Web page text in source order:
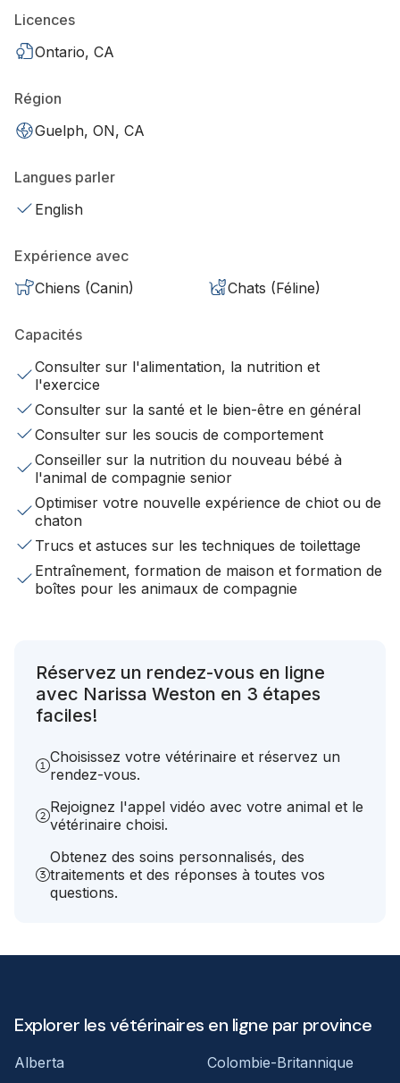
Licences
Ontario, CA
Région
Guelph, ON, CA
Langues parler
English
Expérience avec
Chiens (Canin)
Chats (Féline)
Capacités
Consulter sur l'alimentation, la nutrition et
l'exercice
Consulter sur la santé et le bien-être en général
Consulter sur les soucis de comportement
Conseiller sur la nutrition du nouveau bébé à
l'animal de compagnie senior
Optimiser votre nouvelle expérience de chiot ou de
chaton
Trucs et astuces sur les techniques de toilettage
Entraînement, formation de maison et formation de
boîtes pour les animaux de compagnie
Réservez un rendez-vous en ligne
avec Narissa Weston en 3 étapes
faciles!
Choisissez votre vétérinaire et réservez un
rendez-vous.
Rejoignez l'appel vidéo avec votre animal et le
vétérinaire choisi.
Obtenez des soins personnalisés, des
traitements et des réponses à toutes vos
questions.
Explorer les vétérinaires en ligne par province
Alberta Colombie-Britannique